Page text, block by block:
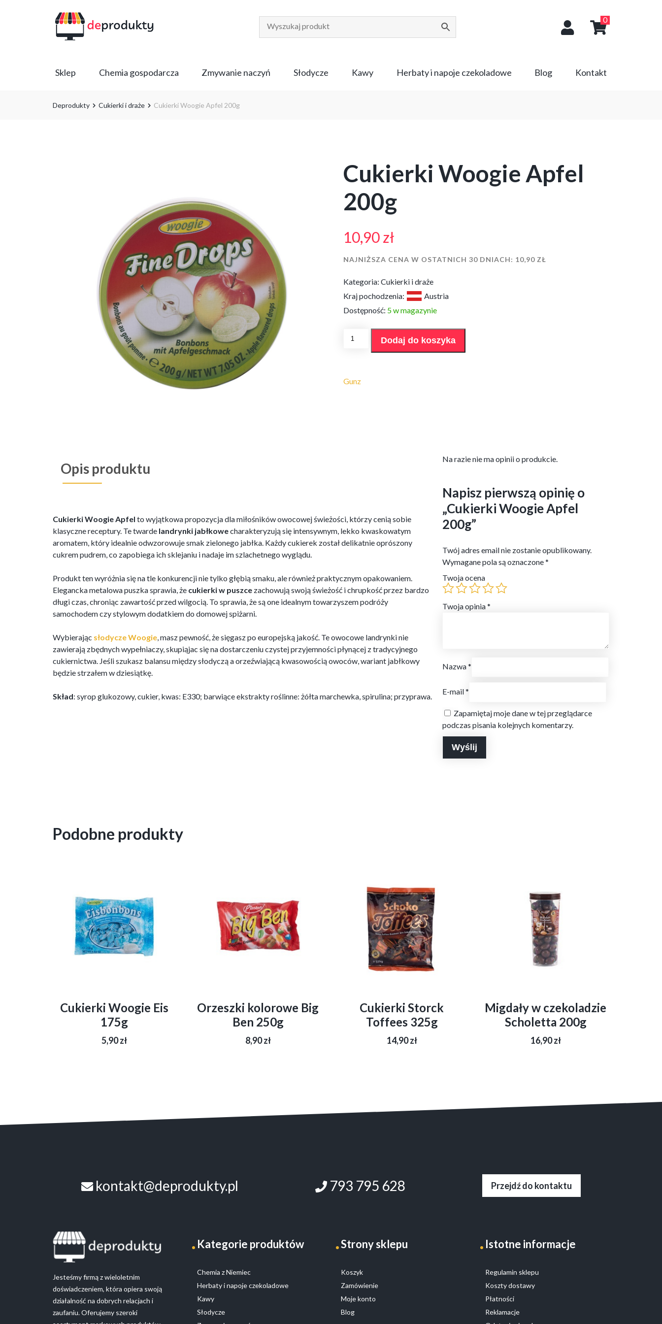
0
Sklep Chemia gospodarcza Zmywanie naczyń Słodycze Kawy Herbaty i napoje czekoladowe Blog Kontakt
Deprodukty Cukierki i draże Cukierki Woogie Apfel 200g
Cukierki Woogie Apfel
200g
10,90zł
NAJNIŻSZA CENA W OSTATNICH 30 DNIACH: 10,90 ZŁ
Kategoria: Cukierki i draże
Kraj pochodzenia:
Austria
Dostępność: 5 w magazynie
Cukierki
Dodaj do koszyka
Gunz
Opis produktu
Cukierki Woogie Apfel to wyjątkowa propozycja dla miłośników owocowej świeżości, którzy cenią sobie
klasyczne receptury. Te twarde landrynki jabłkowecharakteryzują się intensywnym, lekko kwaskowatym
aromatem, który idealnie odwzorowuje smak zielonego jabłka. Każdy cukierek został delikatnie oprószony
cukrem pudrem, co zapobiega ich sklejaniu i nadaje im szlachetnego wyglądu.
Produkt ten wyróżnia się na tle konkurencji nie tylko głębią smaku, ale również praktycznym opakowaniem.
Elegancka metalowa puszka sprawia, że cukierki w puszce zachowują swoją świeżość i chrupkość przez bardzo
długi czas, chroniąc zawartość przed wilgocią. To sprawia, że są one idealnym towarzyszem podróży
samochodem czy stylowym dodatkiem do domowej spiżarni.
Wybierając słodycze Woogie , masz pewność, że sięgasz po europejską jakość. Te owocowe landrynki nie
zawierają zbędnych wypełniaczy, skupiąjac się na dostarczeniu czystej przyjemności płynącej z tradycyjnego
cukiernictwa. Jeśli szukasz balansu między słodyczą a orzeźwiającą kwasowością owoców, wariant jabłkowy
będzie strzałem w dziesiątkę.
Skład: syrop glukozowy, cukier, kwas: E330; barwiące ekstrakty roślinne: żółta marchewka, spirulina; przyprawa.
Na razie nie ma opinii o produkcie.
Napisz pierwszą opinię o
„Cukierki Woogie Apfel
200g”
Twój adres email nie zostanie opublikowany.
Wymagane pola są oznaczone*
Twoja ocena
Twoja opinia*
Nazwa*
E-mail*
Zapamiętaj moje dane w tej przeglądarce
podczas pisania kolejnych komentarzy.
Podobne produkty
Cukierki Woogie Eis
175g
5,90zł
Orzeszki kolorowe Big
Ben 250g
8,90zł
Cukierki Storck
Toffees 325g
14,90zł
Migdały w czekoladzie
Scholetta 200g
16,90zł
kontakt@deprodukty.pl 793 795 628 Przejdź do kontaktu
Jesteśmy firmą z wieloletnim
doświadczeniem, która opiera swoją
działalność na dobrych relacjach i
zaufaniu. Oferujemy szeroki
Kategorie produktów
Chemia z Niemiec
Herbaty i napoje czekoladowe
Kawy
Słodycze
Strony sklepu
Koszyk
Zamówienie
Moje konto
Blog
Istotne informacje
Regulamin sklepu
Koszty dostawy
Płatności
Reklamacje